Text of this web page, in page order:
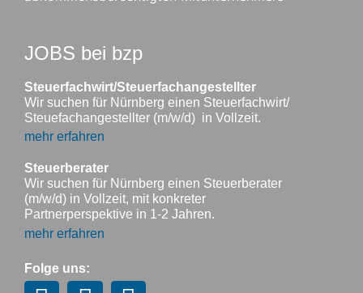
JOBS bei bzp
Steuerfachwirt/Steuerfachangestellter
Wir suchen für Nürnberg einen Steuerfachwirt/
Steuefachangestellter (m/w/d) in Vollzeit.
mehr erfahren
Steuerberater
Wir suchen für Nürnberg einen Steuerberater
(m/w/d) in Vollzeit, mit konkreter
Partnerperspektive in 1-2 Jahren.
mehr erfahren
Folge uns: